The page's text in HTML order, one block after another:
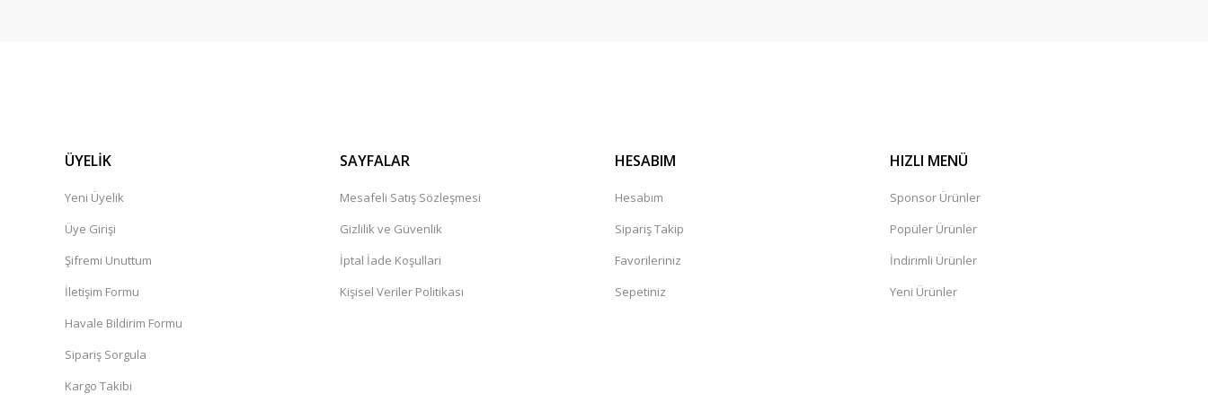
ÜYELİK
Yeni Üyelik
Üye Girişi
Şifremi Unuttum
İletişim Formu
Havale Bildirim Formu
Sipariş Sorgula
Kargo Takibi
SAYFALAR
Mesafeli Satış Sözleşmesi
Gizlilik ve Güvenlik
İptal İade Koşullari
Kişisel Veriler Politikası
HESABIM
Hesabım
Sipariş Takip
Favorileriniz
Sepetiniz
HIZLI MENÜ
Sponsor Ürünler
Popüler Ürünler
İndirimli Ürünler
Yeni Ürünler